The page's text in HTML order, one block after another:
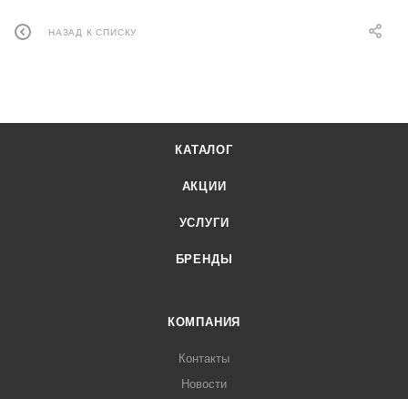
НАЗАД К СПИСКУ
КАТАЛОГ
АКЦИИ
УСЛУГИ
БРЕНДЫ
КОМПАНИЯ
Контакты
Новости